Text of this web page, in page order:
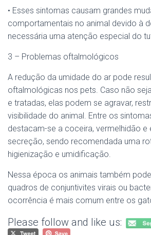
• Esses sintomas causam grandes
comportamentais no animal devido à
necessária uma atenção especial do
3 – Problemas oftalmológicos
A redução da umidade do ar pode
oftalmológicas nos pets. Caso não
e tratadas, elas podem se agravar,
visibilidade do animal. Entre os
destacam-se a coceira, vermelhidão e
secreção, sendo recomendada uma
higienização e umidificação.
Nessa época os animais também
quadros de conjuntivites virais ou
ocorrência é mais comum entre os
Please follow and like us: